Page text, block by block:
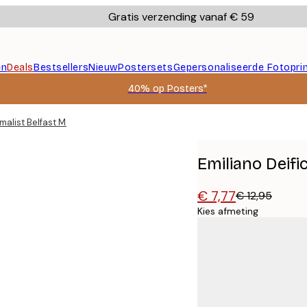
Gratis verzending vanaf € 59
DealsBestsellersNieuwPostersetsGepersonaliseerde
40% op Posters*
Belfast Map Poster
Emiliano
€ 7,77€ 12,95
Kies afmeting